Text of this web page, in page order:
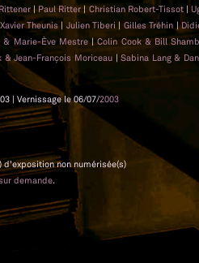
|Paul Ritter | Christian Robert-Tissot |
Xavier Theunis | Julien Tiberi | Gilles Tréhin |
& Marie-Ève Mestre|Colin Cook & Bill
& Jean-François Moriceau |Sabina Lang &
| Vernissage le 06/07/2003
d'exposition non numérisée(s)
demande.